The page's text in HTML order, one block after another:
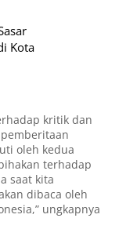
Kota
kritik dan
oleh kedua
terhadap
saat kita
dibaca oleh
ungkapnya